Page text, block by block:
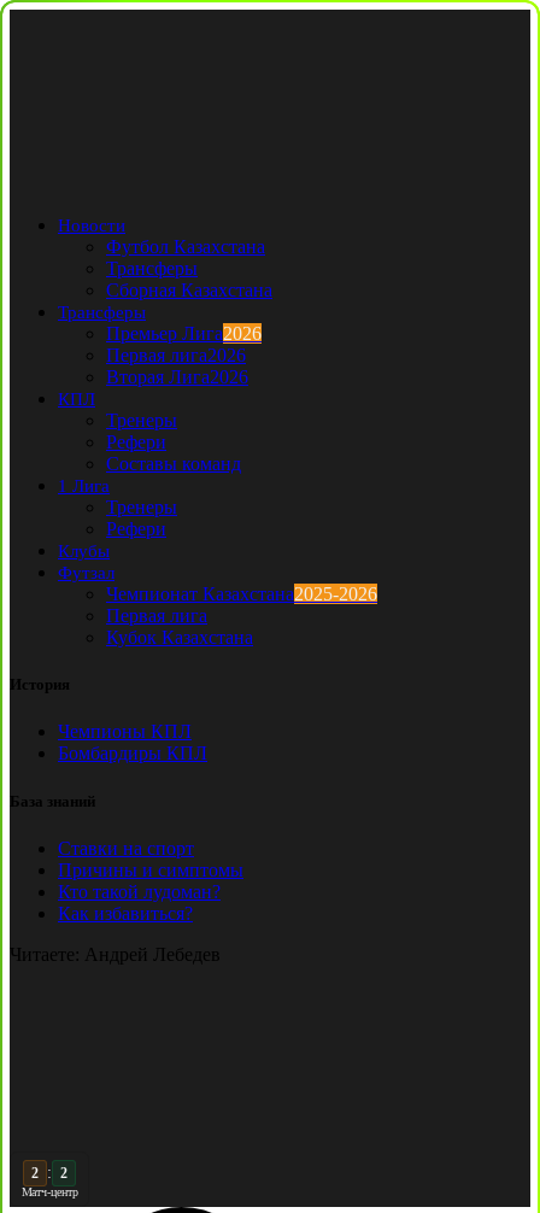
Новости
Футбол Казахстана
Трансферы
Сборная Казахстана
Трансферы
Премьер Лига2026
Первая лига2026
Вторая Лига2026
КПЛ
Тренеры
Рефери
Составы команд
1 Лига
Тренеры
Рефери
Клубы
Футзал
Чемпионат Казахстана2025-2026
Первая лига
Кубок Казахстана
История
Чемпионы КПЛ
Бомбардиры КПЛ
База знаний
Ставки на спорт
Причины и симптомы
Кто такой лудоман?
Как избавиться?
Читаете: Андрей Лебедев
3 : 2
Матч-центр